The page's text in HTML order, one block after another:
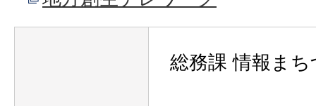
総務課 情報ま